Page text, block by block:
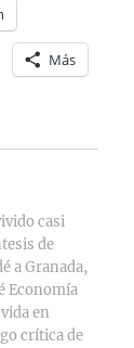
Más
casi
de
a Granada,
Economía
en
crítica de